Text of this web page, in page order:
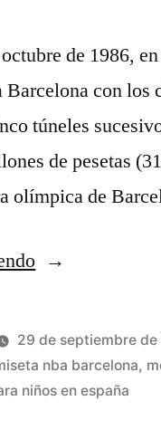
de 1986,
Barcelona con los
túneles
de pesetas
olímpica de
«big
camiseta»
29 de septiembre de
nba barcelona,
niños en españa